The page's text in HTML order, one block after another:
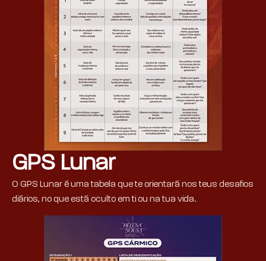
GPS Lunar
O GPS Lunar é uma tabela que te orientará nos teus desafios
diários, no que está oculto em ti ou na tua vida.